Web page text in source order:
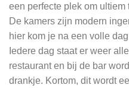
een perfecte plek om
De kamers zijn modern
hier kom je na een volle
Iedere dag staat er weer
restaurant en bij de bar
drankje. Kortom, dit wordt